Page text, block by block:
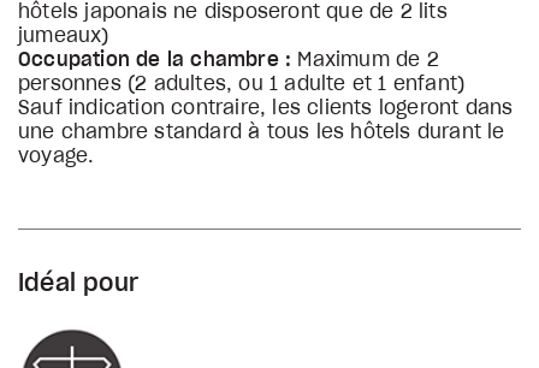
hôtels japonais ne disposeront que de 2 lits
jumeaux)
Occupation de la chambre : Maximum de 2
personnes (2 adultes, ou 1 adulte et 1 enfant)
Sauf indication contraire, les clients logeront dans
une chambre standard à tous les hôtels durant le
voyage.
Idéal pour